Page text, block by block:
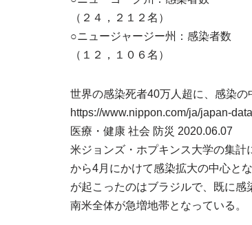
（２４，２１２名）
○ニュージャージー州：感染者
（１２，１０６名）
世界の感染死者40万人超に、感染の
https://www.nippon.com/ja/japan-
医療・健康 社会 防災 2020.06.07
米ジョンズ・ホプキンス大学の集
から4月にかけて感染拡大の中心と
が起こったのはブラジルで、既に
南米全体が急増地帯となっている。